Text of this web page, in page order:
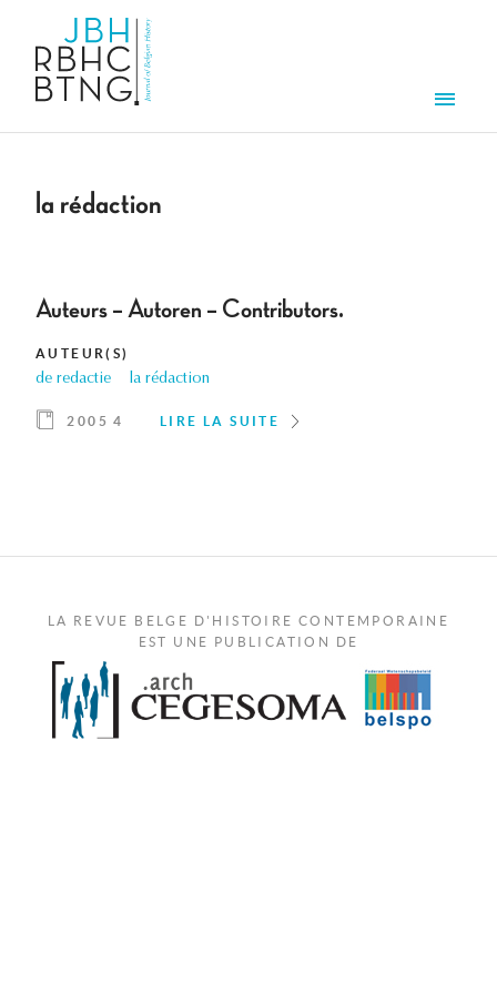
la rédaction
Auteurs – Autoren – Contributors.
AUTEUR(S)
de redactie la rédaction
2005 4 LIRE LA SUITE
LA REVUE BELGE D'HISTOIRE CONTEMPORAINE
EST UNE PUBLICATION DE